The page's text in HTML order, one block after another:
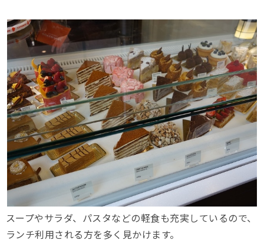
スープやサラダ、パスタなどの軽食も充実しているので、
ランチ利用される方を多く見かけます。